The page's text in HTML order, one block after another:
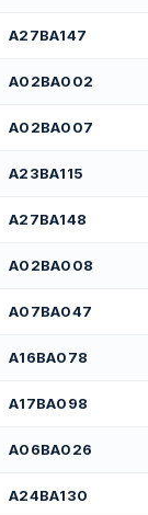
А27ВА147
А02ВА002
А02ВА007
А23ВА115
А27ВА148
А02ВА008
А07ВА047
А16ВА078
А17ВА098
А06ВА026
А24ВА130